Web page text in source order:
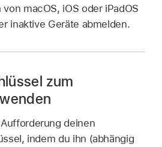
macOS, iOS oder iPadOS
inaktive Geräte abmelden.
zum
deinen
indem du ihn (abhängig